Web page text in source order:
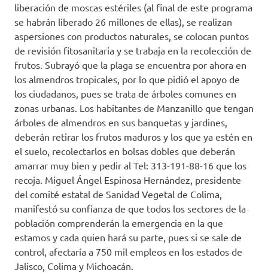
liberación de moscas estériles (al final de este programa
se habrán liberado 26 millones de ellas), se realizan
aspersiones con productos naturales, se colocan puntos
de revisión fitosanitaria y se trabaja en la recolección de
frutos. Subrayó que la plaga se encuentra por ahora en
los almendros tropicales, por lo que pidió el apoyo de
los ciudadanos, pues se trata de árboles comunes en
zonas urbanas. Los habitantes de Manzanillo que tengan
árboles de almendros en sus banquetas y jardines,
deberán retirar los frutos maduros y los que ya estén en
el suelo, recolectarlos en bolsas dobles que deberán
amarrar muy bien y pedir al Tel: 313-191-88-16 que los
recoja. Miguel Ángel Espinosa Hernández, presidente
del comité estatal de Sanidad Vegetal de Colima,
manifestó su confianza de que todos los sectores de la
población comprenderán la emergencia en la que
estamos y cada quien hará su parte, pues si se sale de
control, afectaría a 750 mil empleos en los estados de
Jalisco, Colima y Michoacán.